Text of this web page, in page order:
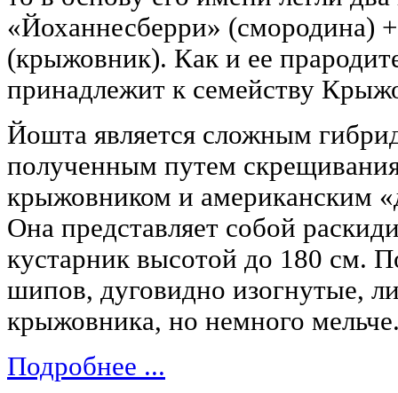
«Йоханнесберри» (смородина)
(крыжовник). Как и ее
принадлежит к семейству
Йошта является сложным
полученным путем
крыжовником и американским
Она представляет собой
кустарник высотой до 180 см.
шипов, дуговидно изогнутые,
крыжовника, но немного
Подробнее ...